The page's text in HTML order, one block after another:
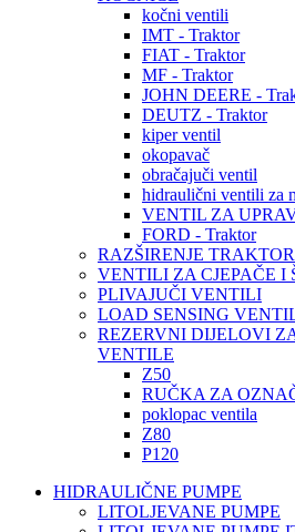
kočni ventili
IMT - Traktor
FIAT - Traktor
MF - Traktor
JOHN DEERE -
DEUTZ - Traktor
kiper ventil
okopavač
obračajuči ventil
hidraulični ventili za
VENTIL ZA
FORD - Traktor
RAZŠIRENJE
VENTILI ZA CJEPAČE I
PLIVAJUČI VENTILI
LOAD SENSING
REZERVNI DIJELOVI
VENTILE
Z50
RUČKA ZA
poklopac ventila
Z80
P120
HIDRAULIČNE PUMPE
LITOLJEVANE PUMPE